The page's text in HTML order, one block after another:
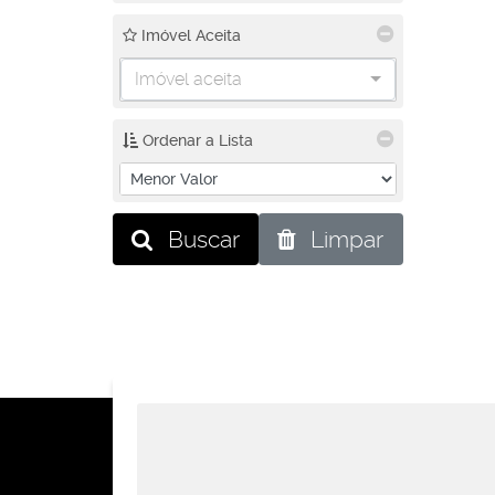
Imóvel Aceita
Imóvel aceita
Ordenar a Lista
Buscar Limpar